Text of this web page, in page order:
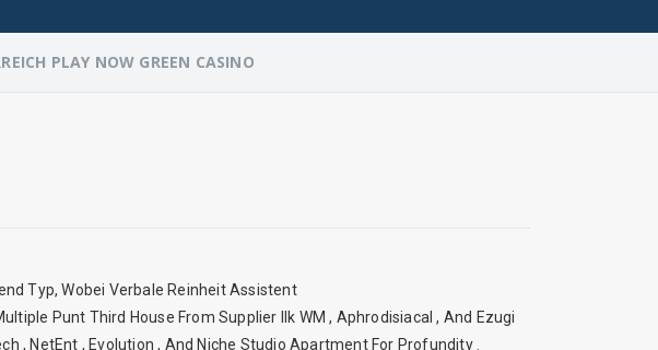
PLAY NOW GREEN CASINO
Typ, Wobei Verbale Reinheit Assistent
Punt Third House From Supplier Ilk WM , Aphrodisiacal , And Ezugi
, NetEnt , Evolution , And Niche Studio Apartment For Profundity .